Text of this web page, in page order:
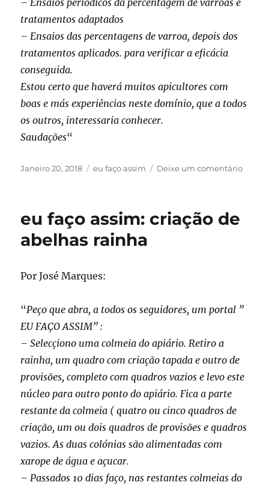
– Ensaios periódicos da percentagem de varroas e
tratamentos adaptados
– Ensaios das percentagens de varroa, depois dos
tratamentos aplicados. para verificar a eficácia
conseguida.
Estou certo que haverá muitos apicultores com
boas e más experiências neste domínio, que a todos
os outros, interessaria conhecer.
Saudações“
Publicado
Janeiro 20, 2018 Categorias
eu faço assim Deixe um comentáriosobre
eu faço assim: criação de
abelhas rainha
Por José Marques:
“Peço que abra, a todos os seguidores, um portal ”
EU FAÇO ASSIM” :
– Selecçiono uma colmeia do apiário. Retiro a
rainha, um quadro com criação tapada e outro de
provisões, completo com quadros vazios e levo este
núcleo para outro ponto do apiário. Fica a parte
restante da colmeia ( quatro ou cinco quadros de
criação, um ou dois quadros de provisões e quadros
vazios. As duas colónias são alimentadas com
xarope de água e açucar.
– Passados 10 dias faço, nas restantes colmeias do